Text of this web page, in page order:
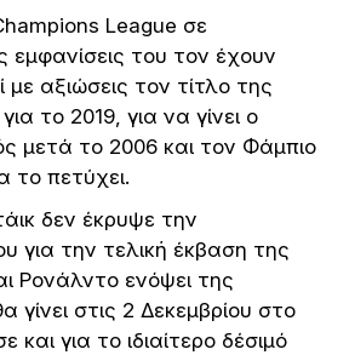
League σε
εμφανίσεις του τον έχουν
με αξιώσεις τον τίτλο της
το 2019, για να γίνει ο
μετά το 2006 και τον Φάμπιο
το πετύχει.
δεν έκρυψε την
για την τελική έκβαση της
Ρονάλντο ενόψει της
γίνει στις 2 Δεκεμβρίου στο
και για το ιδιαίτερο δέσιμό